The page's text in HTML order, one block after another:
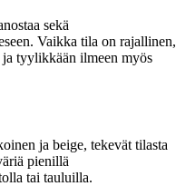
sekä
Vaikka tila on rajallinen,
tyylikkään ilmeen myös
ja beige, tekevät tilasta
pienillä
tai tauluilla.